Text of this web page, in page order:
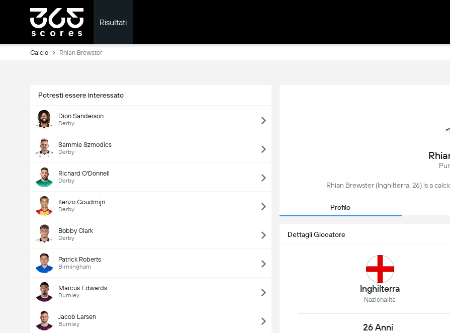
Risultati
Calcio Rhian Brewster
Potresti essere interessato
Dion Sanderson
Derby
Sammie Szmodics
Derby
Richard O'Donnell
Derby
Kenzo Goudmijn
Derby
Bobby Clark
Derby
Patrick Roberts
Birmingham
Marcus Edwards
Burnley
Jacob Larsen
Burnley
Rhian Brewster (Inghilterra, 26) is a
Profilo
Dettagli Giocatore
Inghilterra
Nazionalità
26 Anni